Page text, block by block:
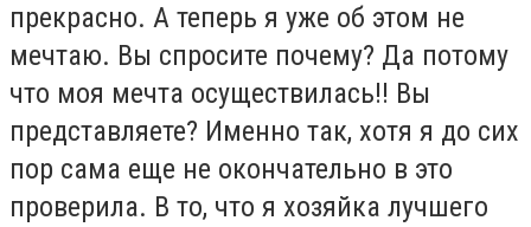
прекрасно. А теперь я уже об этом не
мечтаю. Вы спросите почему? Да потому
что моя мечта осуществилась!! Вы
представляете? Именно так, хотя я до сих
пор сама еще не окончательно в это
проверила. В то, что я хозяйка лучшего